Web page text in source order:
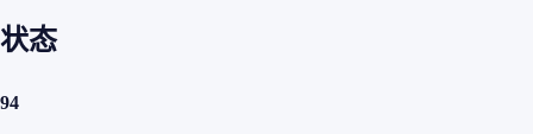
状态
94